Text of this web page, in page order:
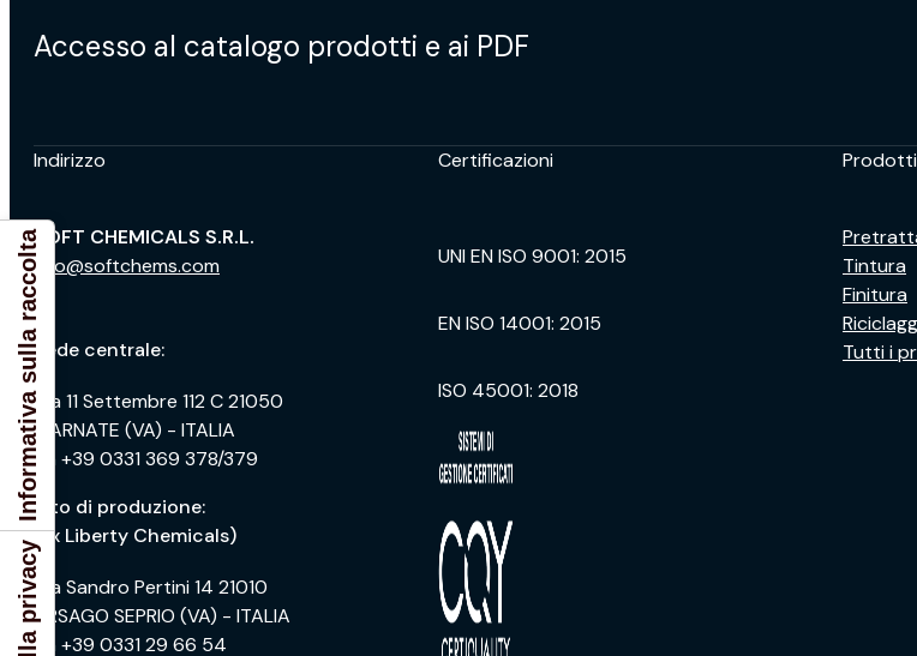
Accesso al catalogo prodotti e ai PDF
Indirizzo
SOFT CHEMICALS S.R.L.
info@softchems.com
.
Sede centrale:
Via 11 Settembre 112 C 21050
MARNATE (VA) - ITALIA
ph +39 0331 369 378/379
Sito di produzione:
(ex Liberty Chemicals)
Via Sandro Pertini 14 21010
ARSAGO SEPRIO (VA) - ITALIA
ph +39 0331 29 66 54
Certificazioni
UNI EN ISO 9001: 2015
EN ISO 14001: 2015
ISO 45001: 2018
Prodotti
Tintura
Finitura
Tutti i
Informativa sulla raccolta